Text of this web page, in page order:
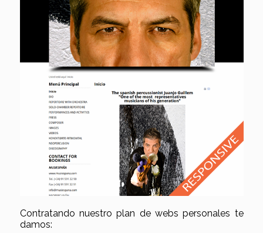
Contratando nuestro plan de webs personales te
damos: